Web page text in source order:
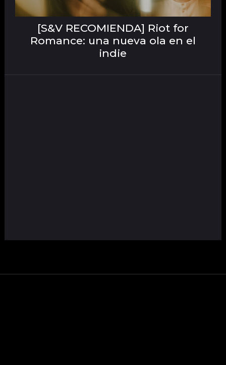
[S&V RECOMIENDA] Riot for
Romance: una nueva ola en el
indie